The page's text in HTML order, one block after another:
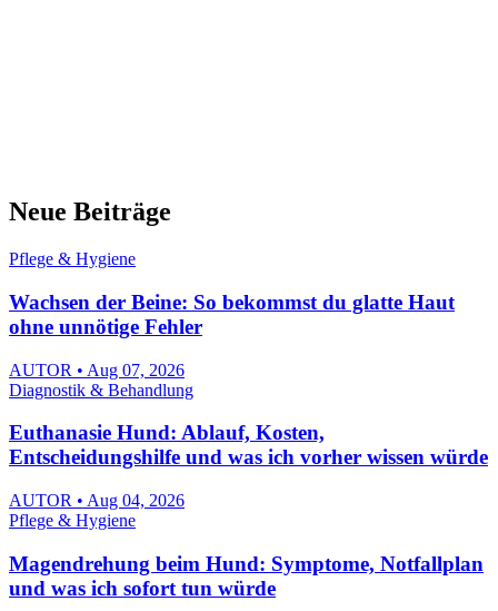
Neue Beiträge
Pflege & Hygiene
Wachsen der Beine: So bekommst du glatte Haut
ohne unnötige Fehler
AUTOR • Aug 07, 2026
Diagnostik & Behandlung
Euthanasie Hund: Ablauf, Kosten,
Entscheidungshilfe und was ich vorher wissen würde
AUTOR • Aug 04, 2026
Pflege & Hygiene
Magendrehung beim Hund: Symptome, Notfallplan
und was ich sofort tun würde